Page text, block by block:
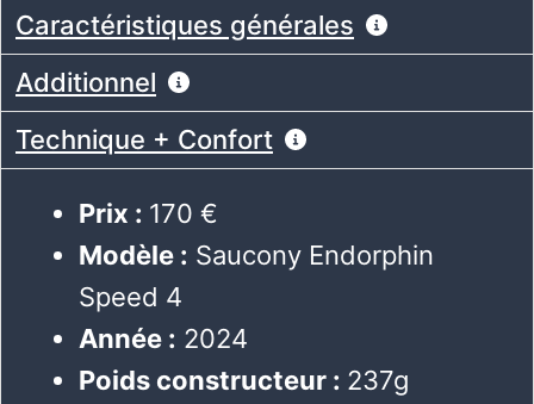
Caractéristiques générales
Additionnel
Technique + Confort
Prix : 170 €
Modèle : Saucony Endorphin
Speed 4
Année : 2024
Poids constructeur : 237g